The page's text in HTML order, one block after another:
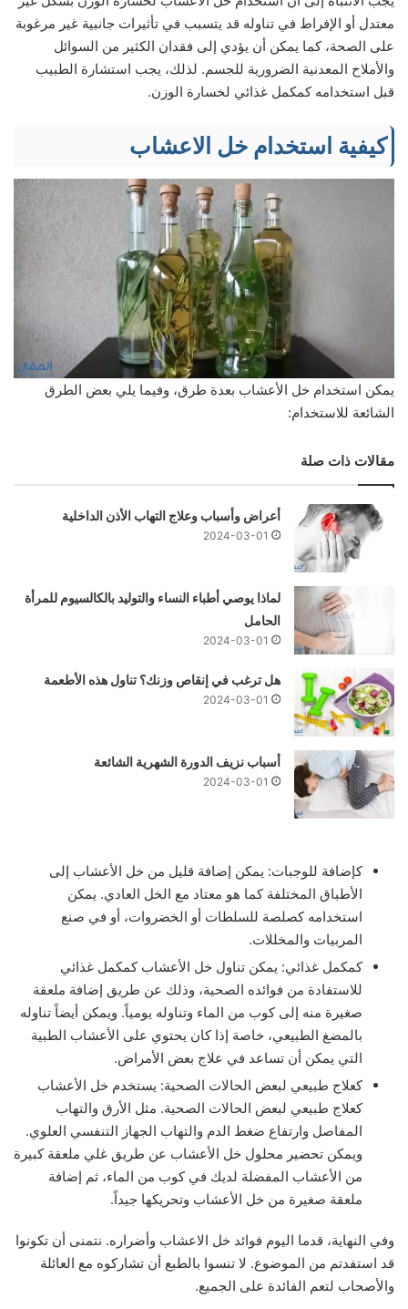
معتدل أو الإفراط في تناوله قد يتسبب في تأثيرات جانبية غير مرغوبة
على الصحة، كما يمكن أن يؤدي إلى فقدان الكثير من السوائل
والأملاح المعدنية الضرورية للجسم. لذلك، يجب استشارة الطبيب
قبل استخدامه كمكمل غذائي لخسارة الوزن.
كيفية استخدام خل الاعشاب
يمكن استخدام خل الأعشاب بعدة طرق، وفيما يلي بعض الطرق
الشائعة للاستخدام:
مقالات ذات صلة
أعراض وأسباب وعلاج التهاب الأذن الداخلية
2024-03-01
لماذا يوصي أطباء النساء والتوليد بالكالسيوم للمرأة
الحامل
2024-03-01
هل ترغب في إنقاص وزنك؟ تناول هذه الأطعمة
2024-03-01
أسباب نزيف الدورة الشهرية الشائعة
2024-03-01
كإضافة للوجبات: يمكن إضافة قليل من خل الأعشاب إلى
الأطباق المختلفة كما هو معتاد مع الخل العادي. يمكن
استخدامه كصلصة للسلطات أو الخضروات، أو في صنع
المربيات والمخللات.
كمكمل غذائي: يمكن تناول خل الأعشاب كمكمل غذائي
للاستفادة من فوائده الصحية، وذلك عن طريق إضافة ملعقة
صغيرة منه إلى كوب من الماء وتناوله يومياً. ويمكن أيضاً تناوله
بالمضغ الطبيعي، خاصة إذا كان يحتوي على الأعشاب الطبية
التي يمكن أن تساعد في علاج بعض الأمراض.
كعلاج طبيعي لبعض الحالات الصحية: يستخدم خل الأعشاب
كعلاج طبيعي لبعض الحالات الصحية. مثل الأرق والتهاب
المفاصل وارتفاع ضغط الدم والتهاب الجهاز التنفسي العلوي.
ويمكن تحضير محلول خل الأعشاب عن طريق غلي ملعقة كبيرة
من الأعشاب المفضلة لديك في كوب من الماء، ثم إضافة
ملعقة صغيرة من خل الأعشاب وتحريكها جيداً.
وفي النهاية، قدما اليوم فوائد خل الاعشاب وأضراره. نتمنى أن تكونوا
قد استفدتم من الموضوع. لا تنسوا بالطبع أن تشاركوه مع العائلة
والأصحاب لتعم الفائدة على الجميع.